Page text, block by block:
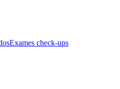
Exames check-ups